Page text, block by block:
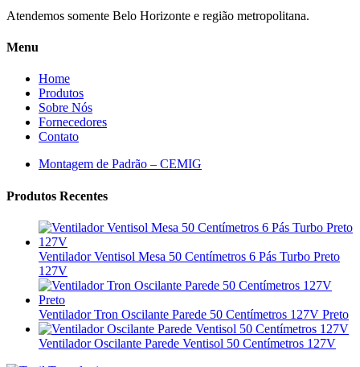
Atendemos somente Belo Horizonte e região metropolitana.
Menu
Home
Produtos
Sobre Nós
Fornecedores
Contato
Montagem de Padrão – CEMIG
Produtos Recentes
Ventilador Ventisol Mesa 50 Centímetros 6 Pás Turbo Preto
127V
Ventilador Tron Oscilante Parede 50 Centímetros 127V Preto
Ventilador Oscilante Parede Ventisol 50 Centímetros 127V